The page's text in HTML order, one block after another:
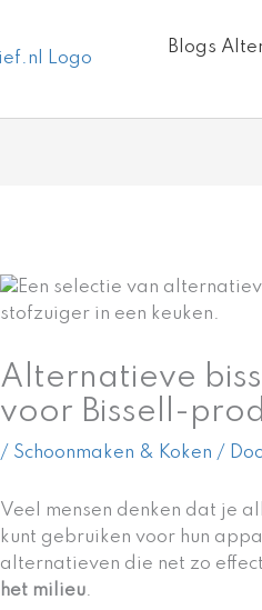
Blogs
Alternatieve
voor Bissell-
/ Schoonmaken & Koken /
Veel mensen denken dat je
kunt gebruiken voor hun
alternatieven die net zo
het milieu.